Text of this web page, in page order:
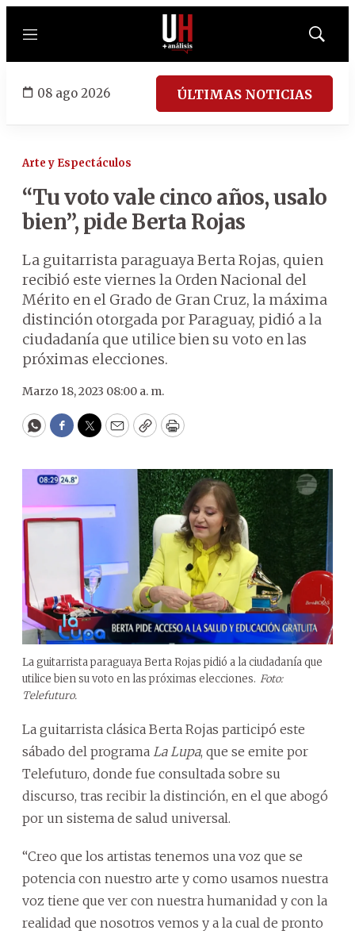
Menú
Mostrar
08 ago 2026 ÚLTIMAS NOTICIAS
Arte y Espectáculos
“Tu voto vale cinco años, usalo
bien”, pide Berta Rojas
La guitarrista paraguaya Berta Rojas, quien
recibió este viernes la Orden Nacional del
Mérito en el Grado de Gran Cruz, la máxima
distinción otorgada por Paraguay, pidió a la
ciudadanía que utilice bien su voto en las
próximas elecciones.
Marzo 18, 2023 08:00 a. m.
WhatsApp
Facebook
Twitter
EmailCopyPrint
La guitarrista paraguaya Berta Rojas pidió a la ciudadanía que
utilice bien su voto en las próximas elecciones. Foto:
Telefuturo.
La guitarrista clásica Berta Rojas participó este
sábado del programa La Lupa, que se emite por
Telefuturo, donde fue consultada sobre su
discurso, tras recibir la distinción, en el que abogó
por un sistema de salud universal.
“Creo que los artistas tenemos una voz que se
potencia con nuestro arte y como usamos nuestra
voz tiene que ver con nuestra humanidad y con la
realidad que nosotros vemos y a la cual de pronto